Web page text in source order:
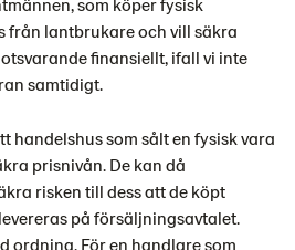
från lantbrukare och vill säkra
finansiellt, ifall vi inte
samtidigt.
handelshus som sålt en fysisk vara
prisnivån. De kan då
risken till dess att de köpt
på försäljningsavtalet.
ordning. För en handlare som